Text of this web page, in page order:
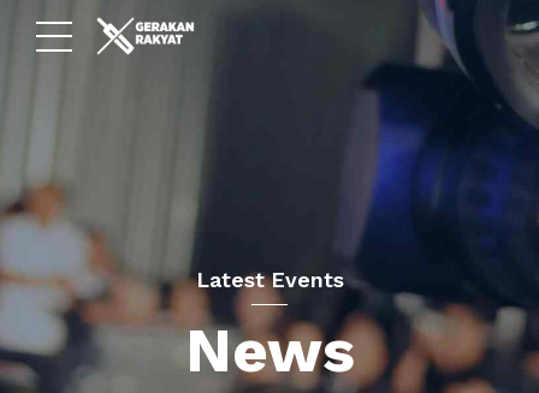
Latest Events
News